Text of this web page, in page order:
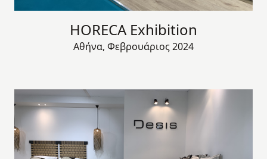
HORECA Exhibition
Αθήνα, Φεβρουάριος 2024